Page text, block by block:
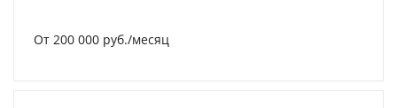
От 200 000 руб./месяц